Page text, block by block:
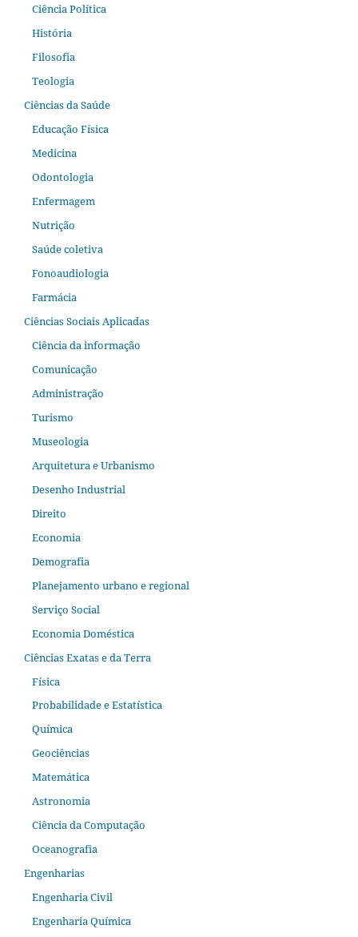
Ciência Política
História
Filosofia
Teologia
Ciências da Saúde
Educação Física
Medicina
Odontologia
Enfermagem
Nutrição
Saúde coletiva
Fonoaudiologia
Farmácia
Ciências Sociais Aplicadas
Ciência da informação
Comunicação
Administração
Turismo
Museologia
Arquitetura e Urbanismo
Desenho Industrial
Direito
Economia
Demografia
Planejamento urbano e regional
Serviço Social
Economia Doméstica
Ciências Exatas e da Terra
Física
Probabilidade e Estatística
Química
Geociências
Matemática
Astronomia
Ciência da Computação
Oceanografia
Engenharias
Engenharia Civil
Engenharia Química